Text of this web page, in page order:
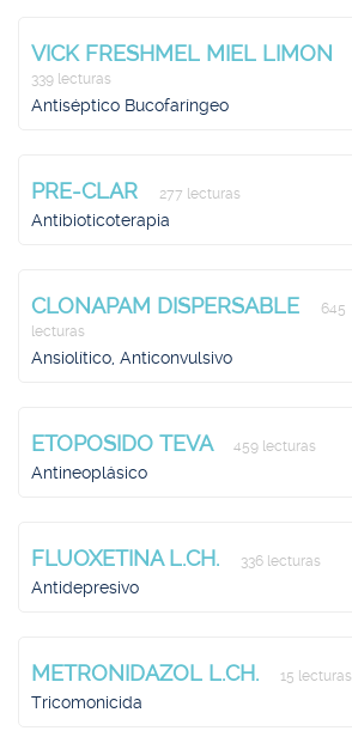
VICK FRESHMEL MIEL LIMON
339 lecturas
Antiséptico Bucofaríngeo
PRE-CLAR 277 lecturas
Antibioticoterapia
CLONAPAM DISPERSABLE
645
lecturas
Ansiolítico, Anticonvulsivo
ETOPOSIDO TEVA 459 lecturas
Antineoplásico
FLUOXETINA L.CH. 336 lecturas
Antidepresivo
METRONIDAZOL L.CH. 15 lecturas
Tricomonicida